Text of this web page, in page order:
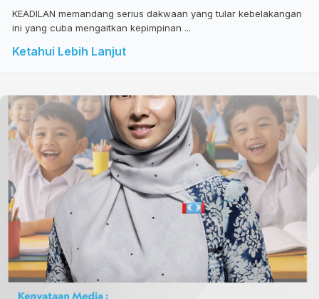
KEADILAN memandang serius dakwaan yang tular kebelakangan
ini yang cuba mengaitkan kepimpinan ...
Ketahui Lebih Lanjut